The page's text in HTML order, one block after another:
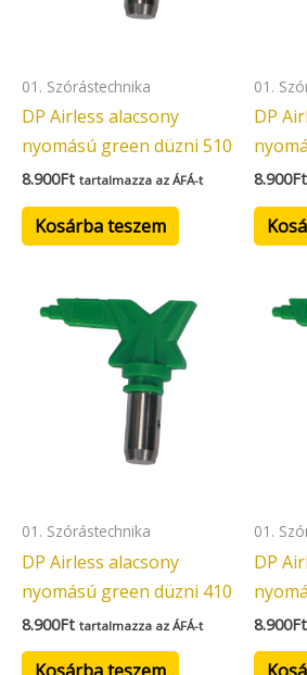
01. Szórástechnika
DP Airless alacsony
nyomású green düzni 510
8.900Ft tartalmazza az ÁFÁ-t
Kosárba teszem
01.
DP
8.900Ft
01. Szórástechnika
DP Airless alacsony
nyomású green düzni 410
8.900Ft tartalmazza az ÁFÁ-t
01.
DP
8.900Ft